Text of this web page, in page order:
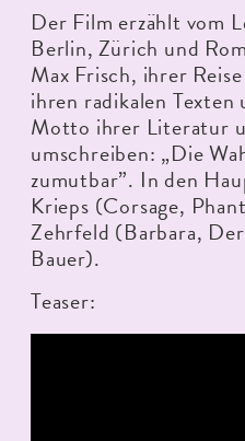
Der Film erzählt vom
Berlin, Zürich und
Max Frisch, ihrer
ihren radikalen Texten
Motto ihrer Literatur
umschreiben: „Die
zumutbar”. In den
Krieps (Corsage,
Zehrfeld (Barbara,
Bauer).
Teaser: